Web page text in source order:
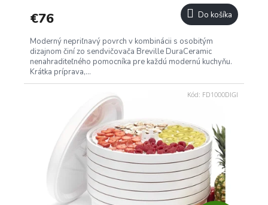
€76 Do košíka
Moderný nepriľnavý povrch v kombinácii s osobitým
dizajnom činí zo sendvičovača Breville DuraCeramic
nenahraditeľného pomocníka pre každú modernú kuchyňu.
Krátka príprava,...
Kód: FD1000DIGI